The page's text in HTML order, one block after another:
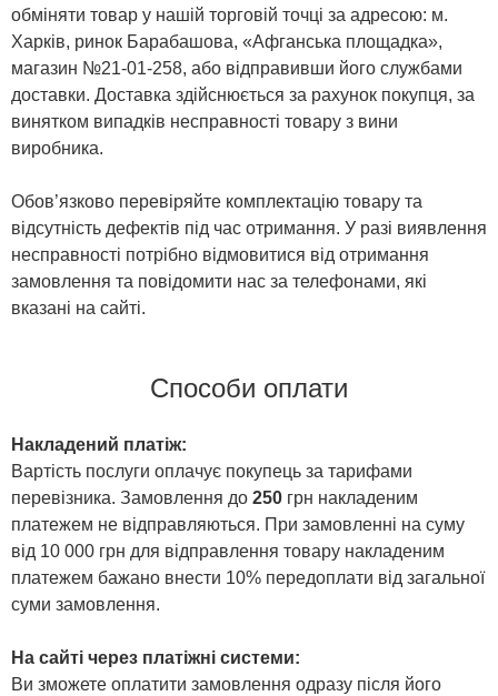
обміняти товар у нашій торговій точці за адресою: м.
Харків, ринок Барабашова, «Афганська площадка»,
магазин №21-01-258, або відправивши його службами
доставки. Доставка здійснюється за рахунок покупця, за
винятком випадків несправності товару з вини
виробника.
Обов’язково перевіряйте комплектацію товару та
відсутність дефектів під час отримання. У разі виявлення
несправності потрібно відмовитися від отримання
замовлення та повідомити нас за телефонами, які
вказані на сайті.
Способи оплати
Накладений платіж:
Вартість послуги оплачує покупець за тарифами
перевізника. Замовлення до 250 грн накладеним
платежем не відправляються. При замовленні на суму
від 10 000 грн для відправлення товару накладеним
платежем бажано внести 10% передоплати від загальної
суми замовлення.
На сайті через платіжні системи:
Ви зможете оплатити замовлення одразу після його